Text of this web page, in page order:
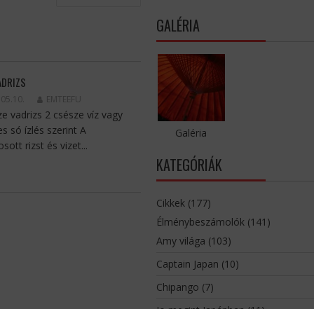
EMTEEFU
vadrizs 2 csésze víz vagy
só ízlés szerint A
rizst és vizet...
GALÉRIA
Galéria
KATEGÓRIÁK
Cikkek(177)
Élménybeszámolók(141)
Amy világa (103)
Captain Japan (10)
Chipango (7)